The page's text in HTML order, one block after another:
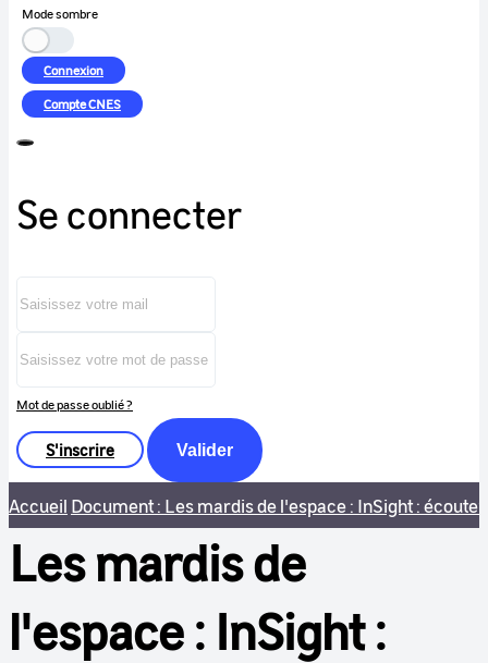
Mode sombre
Connexion
CompteCNES
Se connecter
Mot de passe oublié ?
S'inscrire Valider
Accueil Document : Les mardis de l'espace : InSight :
Les mardis de
l'espace : InSight :